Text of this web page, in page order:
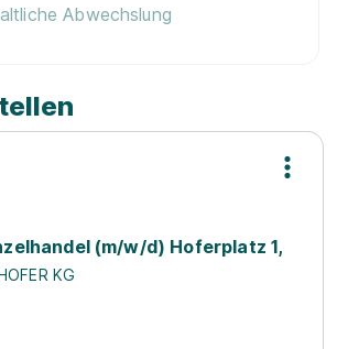
(m/w/d) Hoferplatz 1,
KG
Abwechslung